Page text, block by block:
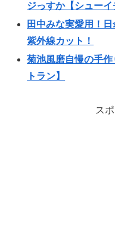
ジっすか【シューイ
田中みな実愛用！
紫外線カット！
菊池風磨自慢の手
トラン】
ス